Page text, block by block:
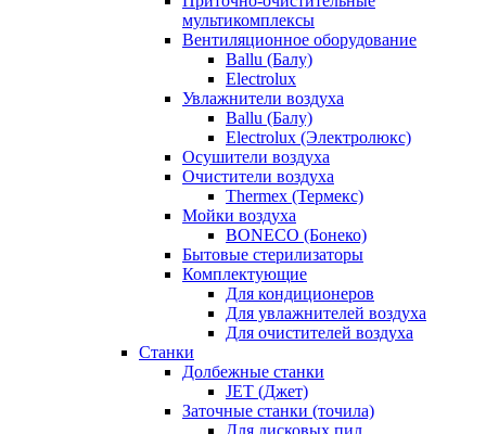
мультикомплексы
Вентиляционное оборудование
Ballu (Балу)
Electrolux
Увлажнители воздуха
Ballu (Балу)
Electrolux (Электролюкс)
Осушители воздуха
Очистители воздуха
Thermex (Термекс)
Мойки воздуха
BONECO (Бонеко)
Бытовые стерилизаторы
Комплектующие
Для кондиционеров
Для увлажнителей воздуха
Для очистителей воздуха
Станки
Долбежные станки
JET (Джет)
Заточные станки (точила)
Для дисковых пил